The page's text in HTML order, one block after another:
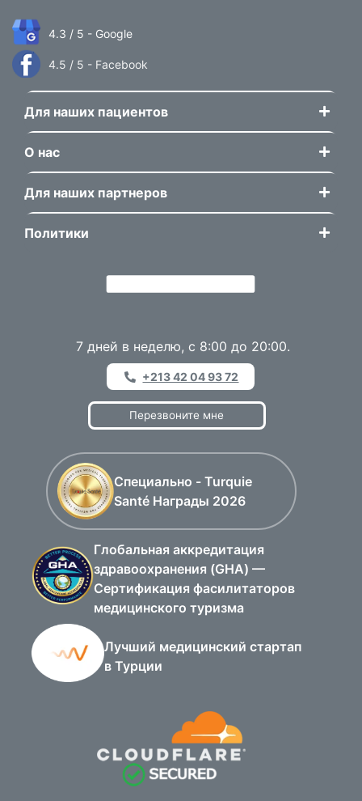
4.3 / 5 - Google
4.5 / 5 - Facebook
Для наших пациентов
О нас
Для наших партнеров
Политики
7 дней в неделю, с 8:00 до 20:00.
+213 42 04 93 72
Перезвоните мне
Специально - Turquie
Santé Награды 2026
Глобальная аккредитация
здравоохранения (GHA) —
Сертификация фасилитаторов
медицинского туризма
Лучший медицинский стартап
в Турции